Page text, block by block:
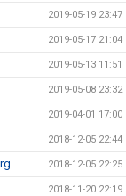
2019-05-19 23:47
2019-05-17 21:04
2019-05-13 11:51
2019-05-08 23:32
2019-04-01 17:00
2018-12-05 22:44
2018-12-05 22:25
2018-11-20 22:19